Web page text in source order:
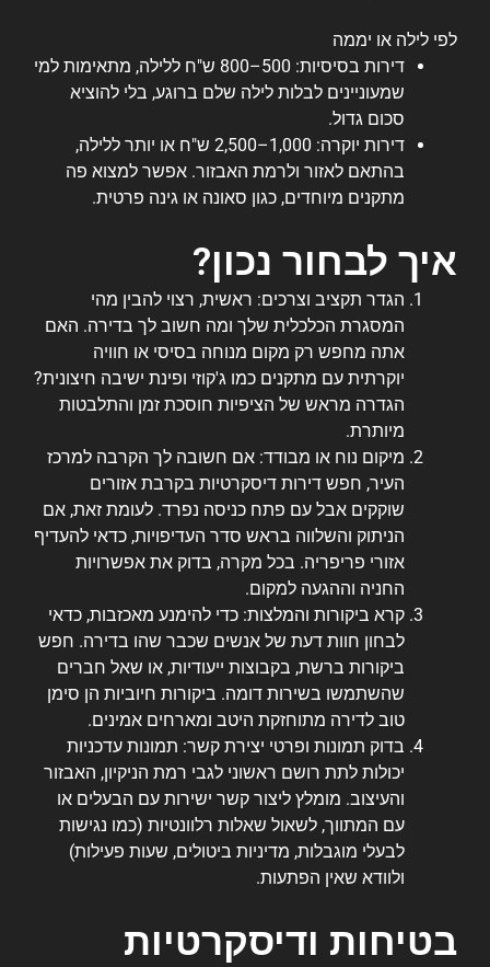
לפי לילה או יממה
דירות בסיסיות: 500–800 ש"ח ללילה, מתאימות למי
שמעוניינים לבלות לילה שלם ברוגע, בלי להוציא
סכום גדול.
דירות יוקרה: 1,000–2,500 ש"ח או יותר ללילה,
בהתאם לאזור ולרמת האבזור. אפשר למצוא פה
מתקנים מיוחדים, כגון סאונה או גינה פרטית.
איך לבחור נכון?
הגדר תקציב וצרכים: ראשית, רצוי להבין מהי
המסגרת הכלכלית שלך ומה חשוב לך בדירה. האם
אתה מחפש רק מקום מנוחה בסיסי או חוויה
יוקרתית עם מתקנים כמו ג'קוזי ופינת ישיבה חיצונית?
הגדרה מראש של הציפיות חוסכת זמן והתלבטות
מיותרת.
מיקום נוח או מבודד: אם חשובה לך הקרבה למרכז
העיר, חפש דירות דיסקרטיות בקרבת אזורים
שוקקים אבל עם פתח כניסה נפרד. לעומת זאת, אם
הניתוק והשלווה בראש סדר העדיפויות, כדאי להעדיף
אזורי פריפריה. בכל מקרה, בדוק את אפשרויות
החניה וההגעה למקום.
קרא ביקורות והמלצות: כדי להימנע מאכזבות, כדאי
לבחון חוות דעת של אנשים שכבר שהו בדירה. חפש
ביקורות ברשת, בקבוצות ייעודיות, או שאל חברים
שהשתמשו בשירות דומה. ביקורות חיוביות הן סימן
טוב לדירה מתוחזקת היטב ומארחים אמינים.
בדוק תמונות ופרטי יצירת קשר: תמונות עדכניות
יכולות לתת רושם ראשוני לגבי רמת הניקיון, האבזור
והעיצוב. מומלץ ליצור קשר ישירות עם הבעלים או
עם המתווך, לשאול שאלות רלוונטיות (כמו נגישות
לבעלי מוגבלות, מדיניות ביטולים, שעות פעילות)
ולוודא שאין הפתעות.
בטיחות ודיסקרטיות